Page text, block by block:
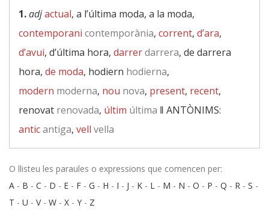
1.adjactual, a l’última moda, a la moda,
contemporani contemporània, corrent, d’ara,
d’avui, d’última hora, darrerdarrera, de darrera
hora, de moda, hodiern hodierna,
modern moderna, nou nova, present, recent,
renovat renovada, últim última ‖ ANTÒNIMS:
anticantiga, vell vella
O llisteu les paraules o expressions que comencen per:
A - B - C - D - E - F - G - H - I - J - K - L - M - N - O - P - Q - R - S -
T - U - V- W - X - Y - Z